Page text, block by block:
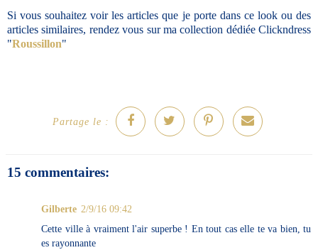
Si vous souhaitez voir les articles que je porte dans ce look ou des
articles similaires, rendez vous sur ma collection dédiée Clickndress
"Roussillon"
Partage le :
15 commentaires:
Gilberte 2/9/16 09:42
Cette ville à vraiment l'air superbe ! En tout cas elle te va bien, tu
es rayonnante